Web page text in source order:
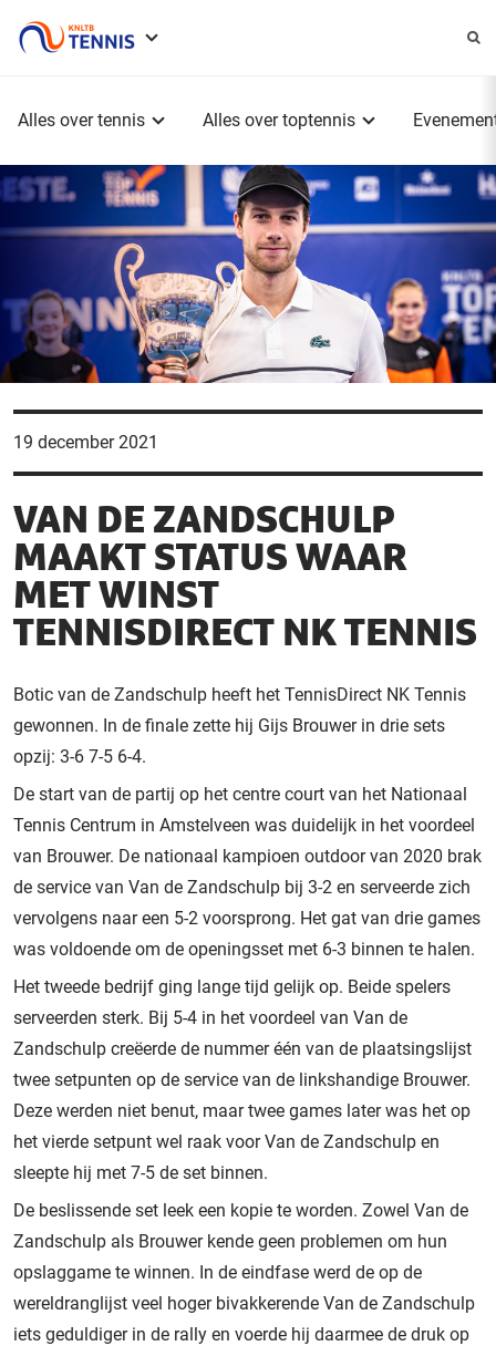
Alles over tennis Alles over toptennis
19 december 2021
VAN DE ZANDSCHULP
MAAKT STATUS WAAR
MET WINST
TENNISDIRECT NK TENNIS
Botic van de Zandschulp heeft het TennisDirect NK Tennis
gewonnen. In de finale zette hij Gijs Brouwer in drie sets
opzij: 3-6 7-5 6-4.
De start van de partij op het centre court van het Nationaal
Tennis Centrum in Amstelveen was duidelijk in het voordeel
van Brouwer. De nationaal kampioen outdoor van 2020 brak
de service van Van de Zandschulp bij 3-2 en serveerde zich
vervolgens naar een 5-2 voorsprong. Het gat van drie games
was voldoende om de openingsset met 6-3 binnen te halen.
Het tweede bedrijf ging lange tijd gelijk op. Beide spelers
serveerden sterk. Bij 5-4 in het voordeel van Van de
Zandschulp creëerde de nummer één van de plaatsingslijst
twee setpunten op de service van de linkshandige Brouwer.
Deze werden niet benut, maar twee games later was het op
het vierde setpunt wel raak voor Van de Zandschulp en
sleepte hij met 7-5 de set binnen.
De beslissende set leek een kopie te worden. Zowel Van de
Zandschulp als Brouwer kende geen problemen om hun
opslaggame te winnen. In de eindfase werd de op de
wereldranglijst veel hoger bivakkerende Van de Zandschulp
iets geduldiger in de rally en voerde hij daarmee de druk op